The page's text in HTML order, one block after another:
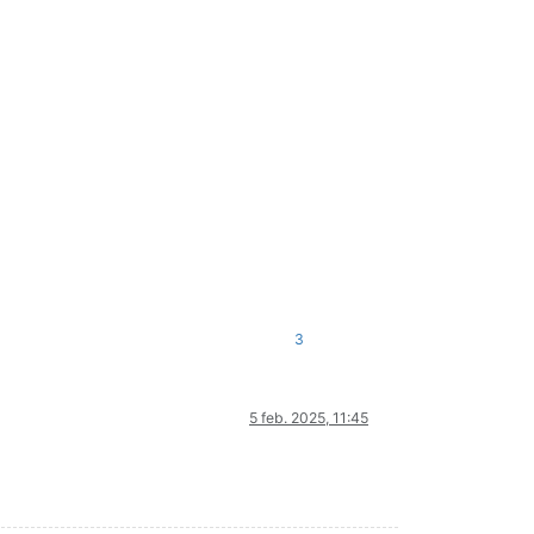
3
5 feb. 2025, 11:45